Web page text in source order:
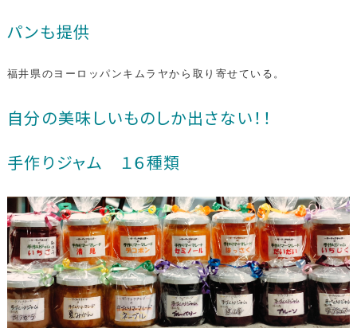
パンも提供
福井県のヨーロッパンキムラヤから取り寄せている。
自分の美味しいものしか出さない！！
手作りジャム １６種類